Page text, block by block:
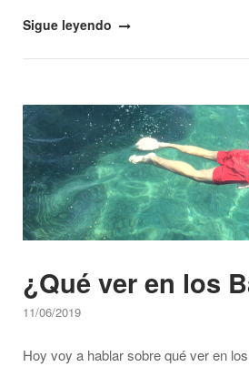
"Por
los
países
ex-
yugoslavos"
Sigue leyendo
Open post
¿Qué ver en los
11/06/2019
Hoy voy a hablar sobre qué ver en